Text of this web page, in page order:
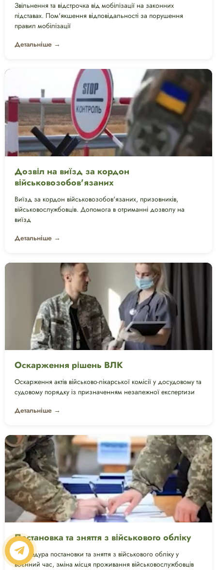
Звільнення та відстрочка від мобілізації на законних
підставах. Пом'якшення відповідальності за порушення
правил мобілізації
Детальніше →
Дозвіл на виїзд за кордон
військовозобов'язаних
Виїзд за кордон військовозобов'язаних, призовників,
військовослужбовців. Допомога в отриманні дозволу на
виїзд
Детальніше →
Оскарження рішень ВЛК
Оскарження актів військово-лікарської комісії у досудовому та
судовому порядку із призначенням незалежної експертизи
Детальніше →
Постановка та зняття з військового обліку
Процедура постановки та зняття з військового обліку у
воєнний час, зміна місця проживання військовослужбовців